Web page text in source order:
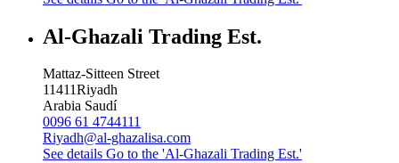
Al-Ghazali Trading Est.
Mattaz-Sitteen Street
11411Riyadh
Arabia Saudí
0096 61 4744111
Riyadh@al-ghazalisa.com
See details Go to the 'Al-Ghazali Trading Est.'